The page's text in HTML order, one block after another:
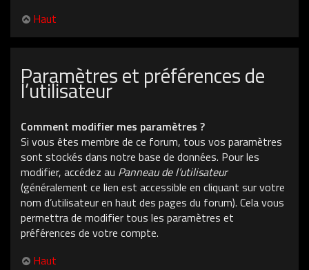
Haut
Paramètres et préférences de
l’utilisateur
Comment modifier mes paramètres ?
Si vous êtes membre de ce forum, tous vos paramètres
sont stockés dans notre base de données. Pour les
modifier, accédez au Panneau de l’utilisateur
(généralement ce lien est accessible en cliquant sur votre
nom d’utilisateur en haut des pages du forum). Cela vous
permettra de modifier tous les paramètres et
préférences de votre compte.
Haut